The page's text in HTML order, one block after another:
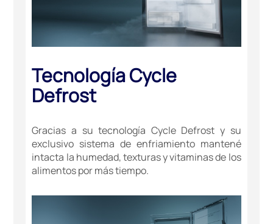
Tecnología Cycle
Defrost
Gracias a su tecnología Cycle Defrost y su
exclusivo sistema de enfriamiento mantené
intacta la humedad, texturas y vitaminas de los
alimentos por más tiempo.